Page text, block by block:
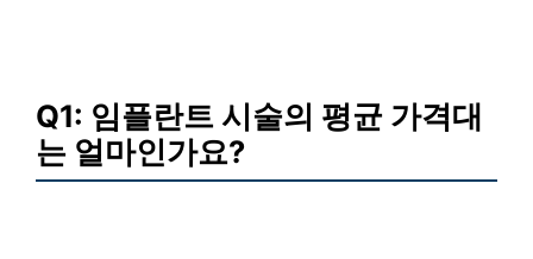
Q1: 임플란트 시술의 평균 가격대
는 얼마인가요?